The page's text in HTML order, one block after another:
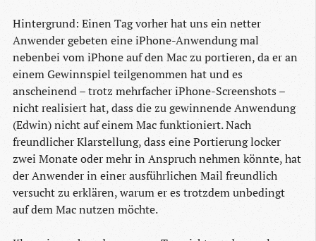
Hintergrund: Einen Tag vorher hat uns ein netter
Anwender gebeten eine iPhone-Anwendung mal
nebenbei vom iPhone auf den Mac zu portieren, da er an
einem Gewinnspiel teilgenommen hat und es
anscheinend – trotz mehrfacher iPhone-Screenshots –
nicht realisiert hat, dass die zu gewinnende Anwendung
(Edwin) nicht auf einem Mac funktioniert. Nach
freundlicher Klarstellung, dass eine Portierung locker
zwei Monate oder mehr in Anspruch nehmen könnte, hat
der Anwender in einer ausführlichen Mail freundlich
versucht zu erklären, warum er es trotzdem unbedingt
auf dem Mac nutzen möchte.